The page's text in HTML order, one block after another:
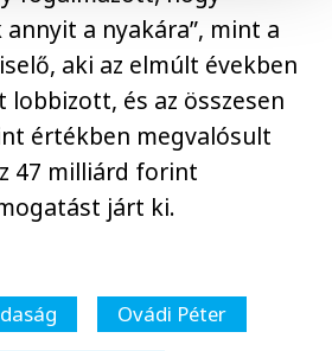
annyit a nyakára”, mint a
aki az elmúlt években
lobbizott, és az összesen
értékben megvalósult
47 milliárd forint
járt ki.
Ovádi Péter